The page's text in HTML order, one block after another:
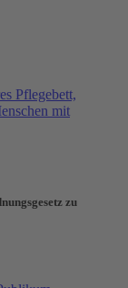
zu